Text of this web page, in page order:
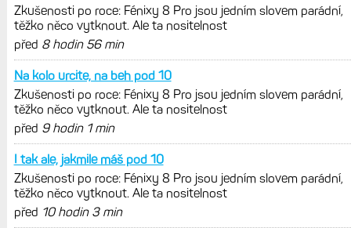
Elektrokola s motorem Bosch se
konečně mohou propojit s Garminem.
Zatím ale jen s Edge
Model Fénix 9 ve třech variantách.
Základ, Pro a inReach. Přijde i menší
verze 43 mm a také solární MIP